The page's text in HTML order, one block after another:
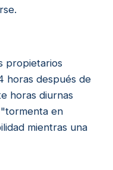
propietarios
horas después de
horas diurnas
en
mientras una